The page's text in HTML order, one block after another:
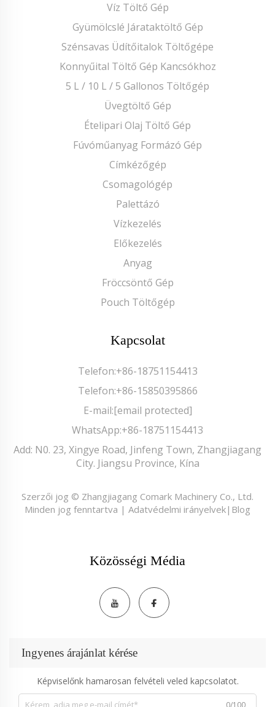
Víz Töltő Gép
Gyümölcslé Járataktöltő Gép
Szénsavas Üdítőitalok Töltőgépe
Konnyűital Töltő Gép Kancsókhoz
5 L / 10 L / 5 Gallonos Töltőgép
Üvegtöltő Gép
Ételipari Olaj Töltő Gép
Fúvóműanyag Formázó Gép
Címkézőgép
Csomagológép
Palettázó
Vízkezelés
Előkezelés
Anyag
Fröccsöntő Gép
Pouch Töltőgép
Kapcsolat
Telefon:+86-18751154413
Telefon:+86-15850395866
E-mail:[email protected]
WhatsApp:+86-18751154413
Add: N0. 23, Xingye Road, Jinfeng Town, Zhangjiagang
City. Jiangsu Province, Kína
Szerzői jog © Zhangjiagang Comark Machinery Co., Ltd.
Minden jog fenntartva | Adatvédelmi irányelvek | Blog
Közösségi Média
Ingyenes árajánlat kérése
Képviselőnk hamarosan felvételi veled kapcsolatot.
0/100